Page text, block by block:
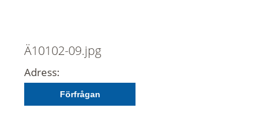
Ä10102-09.jpg
Adress:
Förfrågan